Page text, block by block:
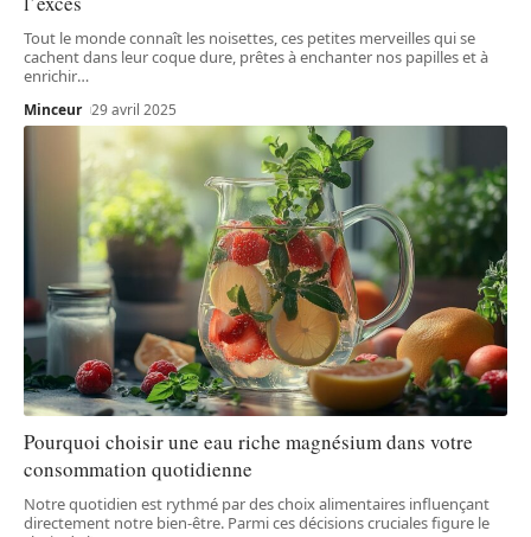
Tout le monde connaît les noisettes, ces petites merveilles qui se
cachent dans leur coque dure, prêtes à enchanter nos papilles et à
enrichir…
Minceur 29 avril 2025
Pourquoi choisir une eau riche magnésium dans votre
consommation quotidienne
Notre quotidien est rythmé par des choix alimentaires influençant
directement notre bien-être. Parmi ces décisions cruciales figure le